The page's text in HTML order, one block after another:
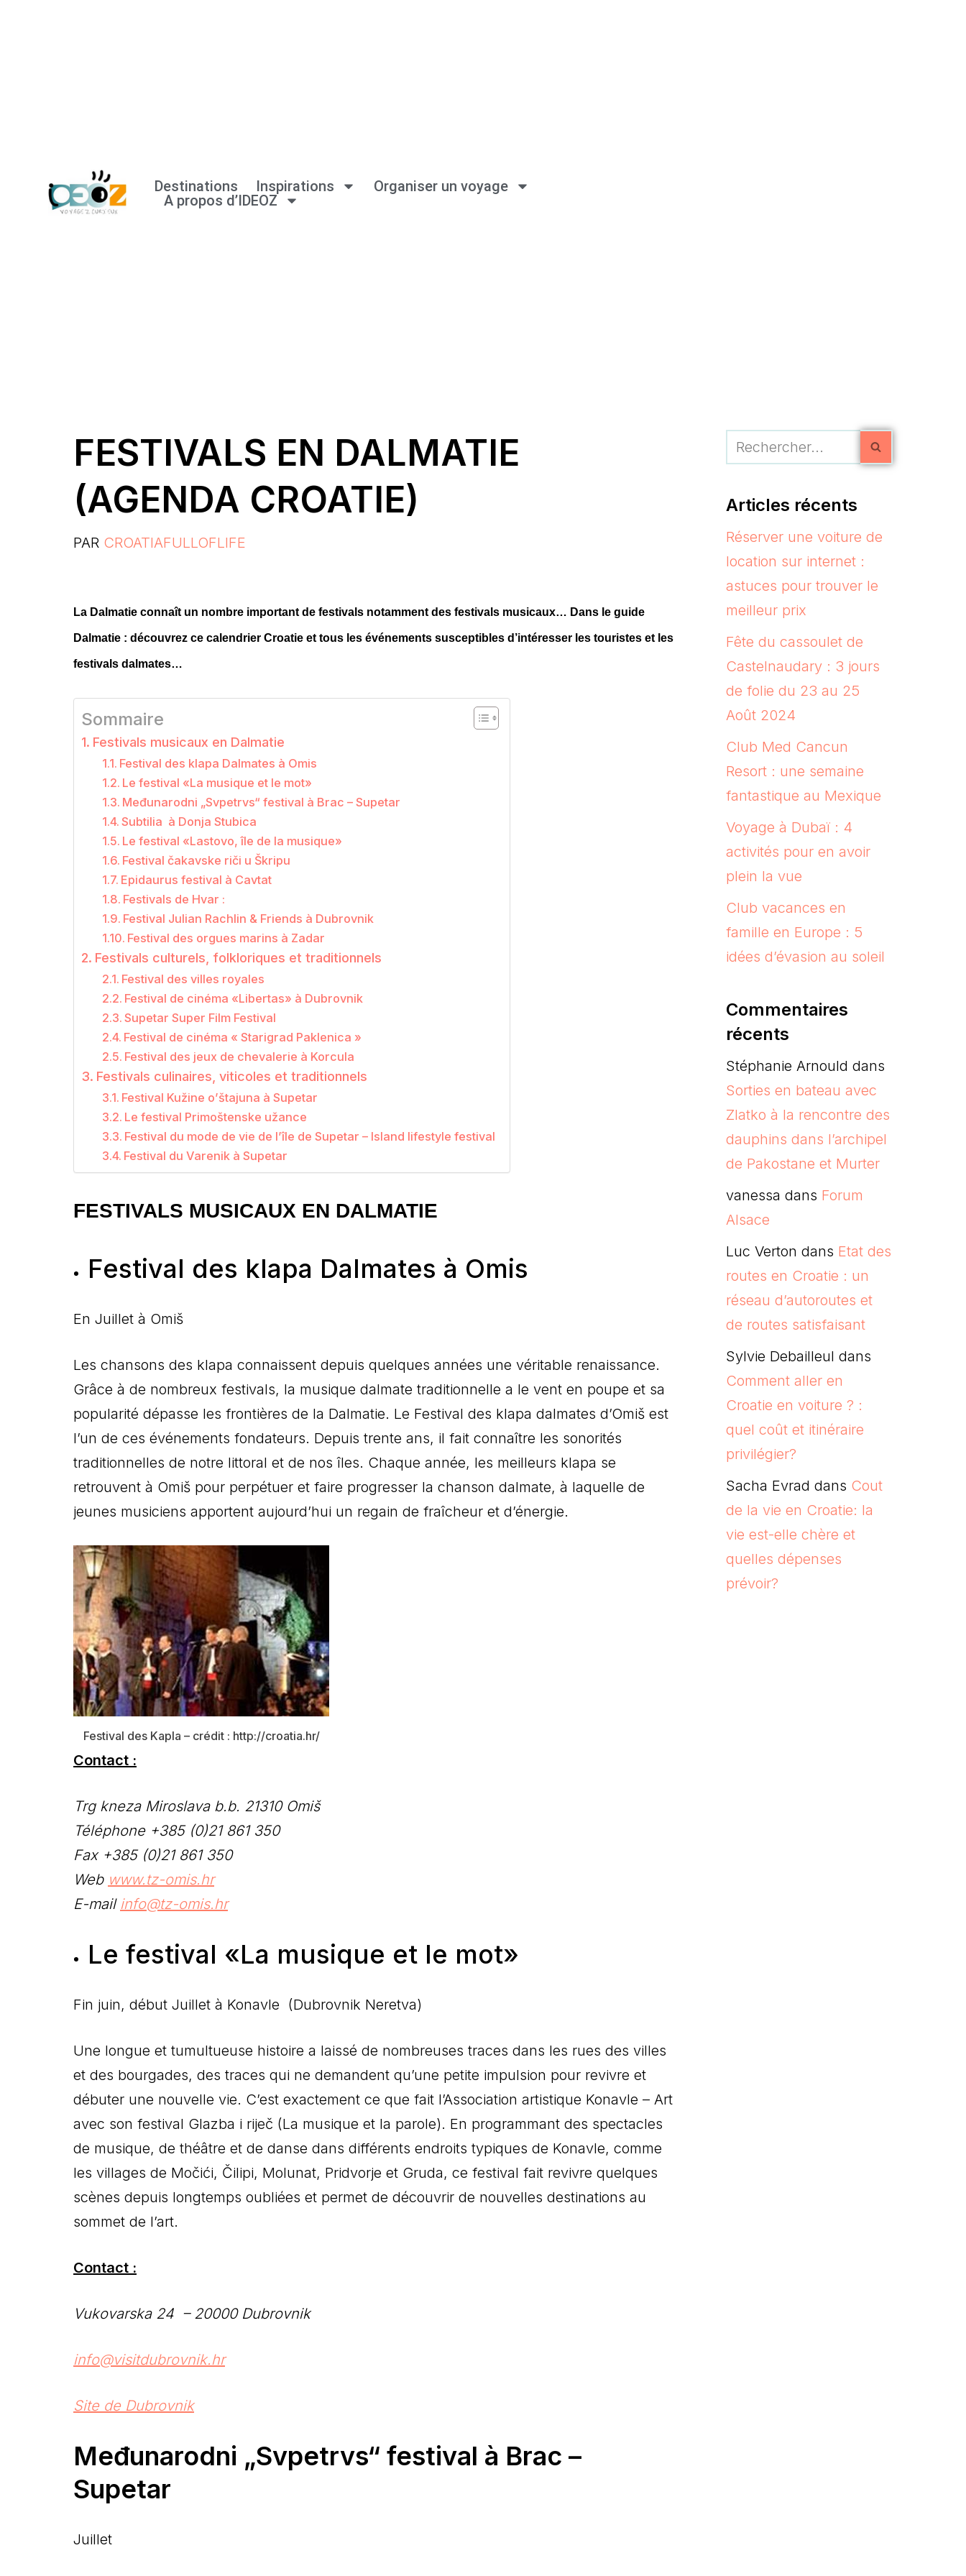
Destinations Inspirations
Organiser un voyage
A propos d’IDEOZ
FESTIVALS EN DALMATIE
(AGENDA CROATIE)
PAR CROATIAFULLOFLIFE
La Dalmatie connaît un nombre important de festivals notamment des festivals musicaux… Dans le guide
Dalmatie : découvrez ce calendrier Croatie et tous les événements susceptibles d’intéresser les touristes et les
festivals dalmates…
Sommaire
Festivals musicaux en Dalmatie
Festival des klapa Dalmates à Omis
Le festival «La musique et le mot»
Međunarodni „Svpetrvs“ festival à Brac – Supetar
Subtilia à Donja Stubica
Le festival «Lastovo, île de la musique»
Festival čakavske riči u Škripu
Epidaurus festival à Cavtat
Festivals de Hvar :
Festival Julian Rachlin & Friends à Dubrovnik
Festival des orgues marins à Zadar
Festivals culturels, folkloriques et traditionnels
Festival des villes royales
Festival de cinéma «Libertas» à Dubrovnik
Supetar Super Film Festival
Festival de cinéma « Starigrad Paklenica »
Festival des jeux de chevalerie à Korcula
Festivals culinaires, viticoles et traditionnels
Festival Kužine o’štajuna à Supetar
Le festival Primoštenske užance
Festival du mode de vie de l’île de Supetar – Island lifestyle festival
Festival du Varenik à Supetar
FESTIVALS MUSICAUX EN DALMATIE
Festival des klapa Dalmates à Omis
En Juillet à Omiš
Les chansons des klapa connaissent depuis quelques années une véritable renaissance.
Grâce à de nombreux festivals, la musique dalmate traditionnelle a le vent en poupe et sa
popularité dépasse les frontières de la Dalmatie. Le Festival des klapa dalmates d’Omiš est
l’un de ces événements fondateurs. Depuis trente ans, il fait connaître les sonorités
traditionnelles de notre littoral et de nos îles. Chaque année, les meilleurs klapa se
retrouvent à Omiš pour perpétuer et faire progresser la chanson dalmate, à laquelle de
jeunes musiciens apportent aujourd’hui un regain de fraîcheur et d’énergie.
Festival des Kapla – crédit : http://croatia.hr/
Contact :
Trg kneza Miroslava b.b. 21310 Omiš
Téléphone +385 (0)21 861 350
Fax +385 (0)21 861 350
Web www.tz-omis.hr
E-mail info@tz-omis.hr
Le festival «La musique et le mot»
Fin juin, début Juillet à Konavle (Dubrovnik Neretva)
Une longue et tumultueuse histoire a laissé de nombreuses traces dans les rues des villes
et des bourgades, des traces qui ne demandent qu’une petite impulsion pour revivre et
débuter une nouvelle vie. C’est exactement ce que fait l’Association artistique Konavle – Art
avec son festival Glazba i riječ (La musique et la parole). En programmant des spectacles
de musique, de théâtre et de danse dans différents endroits typiques de Konavle, comme
les villages de Močići, Čilipi, Molunat, Pridvorje et Gruda, ce festival fait revivre quelques
scènes depuis longtemps oubliées et permet de découvrir de nouvelles destinations au
sommet de l’art.
Contact :
Vukovarska 24 – 20000 Dubrovnik
info@visitdubrovnik.hr
Site de Dubrovnik
Međunarodni „Svpetrvs“ festival à Brac –
Supetar
Juillet
Articles récents
Réserver une voiture de
location sur internet :
astuces pour trouver le
meilleur prix
Fête du cassoulet de
Castelnaudary : 3 jours
de folie du 23 au 25
Août 2024
Club Med Cancun
Resort : une semaine
fantastique au Mexique
Voyage à Dubaï : 4
activités pour en avoir
plein la vue
Club vacances en
famille en Europe : 5
idées d’évasion au soleil
Commentaires
récents
Stéphanie Arnould dans
Sorties en bateau avec
Zlatko à la rencontre des
dauphins dans l’archipel
de Pakostane et Murter
vanessa dans Forum
Alsace
Luc Verton dans Etat des
routes en Croatie : un
réseau d’autoroutes et
de routes satisfaisant
Sylvie Debailleul dans
Comment aller en
Croatie en voiture ? :
quel coût et itinéraire
privilégier?
Sacha Evrad dans Cout
de la vie en Croatie: la
vie est-elle chère et
quelles dépenses
prévoir?